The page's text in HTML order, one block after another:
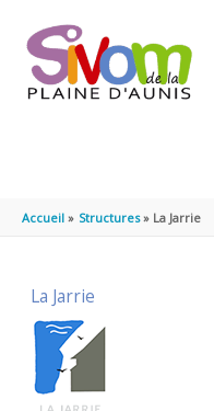
Accueil Structures La Jarrie
La Jarrie